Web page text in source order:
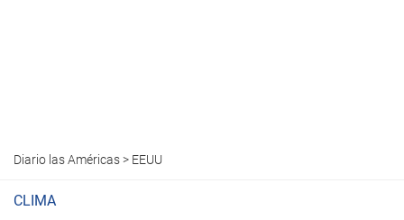
Diario las Américas> EEUU
CLIMA